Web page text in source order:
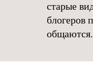
старые
блогеров
общаются.